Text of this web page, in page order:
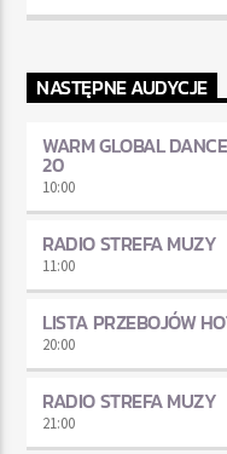
NASTĘPNE AUDYCJE
WARM GLOBAL
20
10:00
RADIO STREFA MUZY
11:00
LISTA PRZEBOJÓW
20:00
RADIO STREFA MUZY
21:00